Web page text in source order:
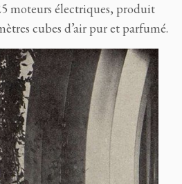
moteurs électriques, produit
cubes d’air pur et parfumé.